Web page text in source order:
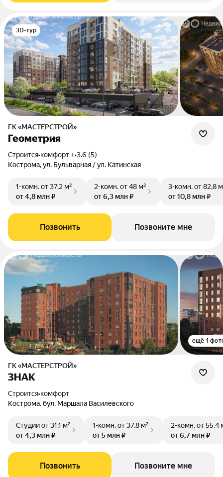
3D-тур
ГК «МАСТЕРСТРОЙ»
Геометрия
Строится•комфорт +•3.6 (5)
Кострома, ул. Бульварная / ул. Катинская
1-комн.от 37,2 м²
от 4,8 млн ₽
2-комн.от 48 м²
от 6,3 млн ₽
3-комн.от 82,8
от 10,8 млн ₽
Позвонить Позвоните мне
ещё 1
ГК «МАСТЕРСТРОЙ»
ЗНАК
Строится•комфорт
Кострома, бул. Маршала Василевского
Студииот 31,1 м²
от 4,3 млн ₽
1-комн.от 37,8 м²
от 5 млн ₽
2-комн.от 55,4
от 6,7 млн ₽
Позвонить Позвоните мне